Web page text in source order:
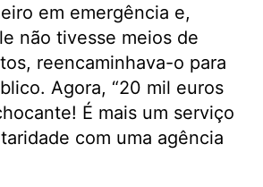
em emergência e,
não tivesse meios de
reencaminhava-o para
Agora, “20 mil euros
É mais um serviço
com uma agência